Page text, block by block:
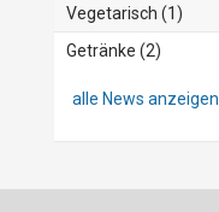
Vegetarisch (1)
Getränke (2)
alle News anzeigen